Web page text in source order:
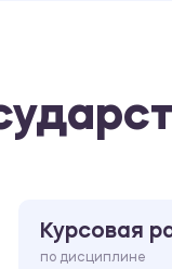
Курсовая
по дисциплине